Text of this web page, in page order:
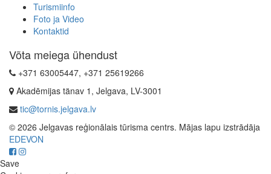
Turismiinfo
Foto ja Video
Kontaktid
Võta meiega ühendust
+371 63005447, +371 25619266
Akadēmijas tänav 1, Jelgava, LV-3001
tic@tornis.jelgava.lv
© 2026 Jelgavas reģionālais tūrisma centrs. Mājas lapu izstrādāja
EDEVON
Save